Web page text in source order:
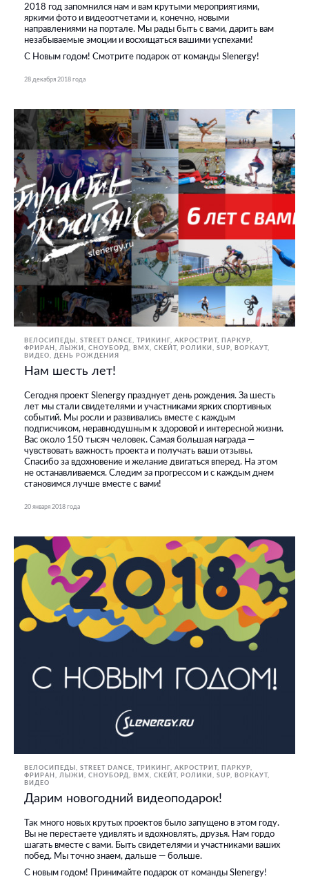
2018 год запомнился нам и вам крутыми мероприятиями,
яркими фото и видеоотчетами и, конечно, новыми
направлениями на портале. Мы рады быть с вами, дарить вам
незабываемые эмоции и восхищаться вашими успехами!
С Новым годом! Смотрите подарок от команды Slenergy!
28 декабря 2018 года
ВЕЛОСИПЕДЫ STREET DANCE
ТРИКИНГ, АКРОСТРИТ, ПАРКУР,
ФРИРАН
ЛЫЖИ, СНОУБОРД BMX, СКЕЙТ, РОЛИКИ SUP
ВОРКАУТ
ВИДЕО
ДЕНЬ РОЖДЕНИЯ
Нам шесть лет!
Сегодня проект Slenergy празднует день рождения. За шесть
лет мы стали свидетелями и участниками ярких спортивных
событий. Мы росли и развивались вместе с каждым
подписчиком, неравнодушным к здоровой и интересной жизни.
Вас около 150 тысяч человек. Самая большая награда —
чувствовать важность проекта и получать ваши отзывы.
Спасибо за вдохновение и желание двигаться вперед. На этом
не останавливаемся. Следим за прогрессом и с каждым днем
становимся лучше вместе с вами!
20 января 2018 года
ВЕЛОСИПЕДЫ STREET DANCE
ТРИКИНГ, АКРОСТРИТ, ПАРКУР,
ФРИРАН
ЛЫЖИ, СНОУБОРД BMX, СКЕЙТ, РОЛИКИ SUP
ВОРКАУТ
ВИДЕО
Дарим новогодний видеоподарок!
Так много новых крутых проектов было запущено в этом году.
Вы не перестаете удивлять и вдохновлять, друзья. Нам гордо
шагать вместе с вами. Быть свидетелями и участниками ваших
побед. Мы точно знаем, дальше — больше.
С новым годом! Принимайте подарок от команды Slenergy!